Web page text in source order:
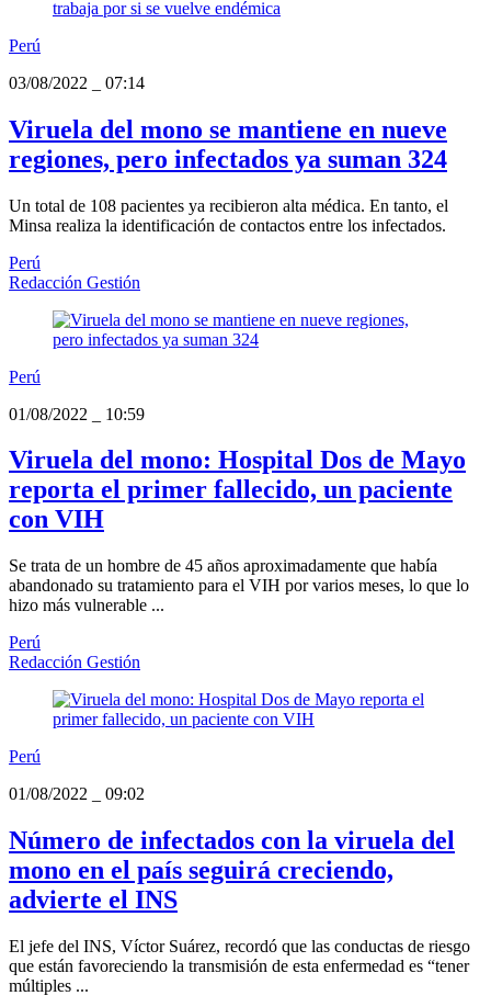
Perú
03/08/2022
07:14
Viruela del mono se mantiene en nueve
regiones, pero infectados ya suman 324
Un total de 108 pacientes ya recibieron alta médica. En tanto, el
Minsa realiza la identificación de contactos entre los infectados.
Perú
Redacción Gestión
Perú
01/08/2022
10:59
Viruela del mono: Hospital Dos de Mayo
reporta el primer fallecido, un paciente
con VIH
Se trata de un hombre de 45 años aproximadamente que había
abandonado su tratamiento para el VIH por varios meses, lo que lo
hizo más vulnerable ...
Perú
Redacción Gestión
Perú
01/08/2022
09:02
Número de infectados con la viruela del
mono en el país seguirá creciendo,
advierte el INS
El jefe del INS, Víctor Suárez, recordó que las conductas de riesgo
que están favoreciendo la transmisión de esta enfermedad es “tener
múltiples ...